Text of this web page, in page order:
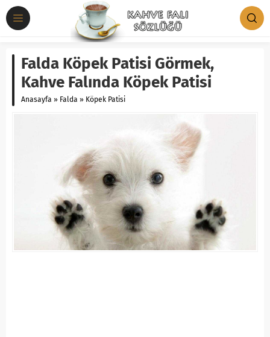
Falda Köpek Patisi Görmek,
Kahve Falında Köpek Patisi
Anasayfa » Falda » Köpek Patisi